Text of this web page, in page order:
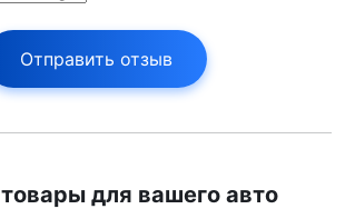
Отправить отзыв
товары для вашего авто